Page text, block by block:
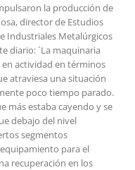
la producción de
director de Estudios
Industriales Metalúrgicos
diario: `La maquinaria
actividad en términos
atraviesa una situación
poco tiempo parado.
más estaba cayendo y se
debajo del nivel
segmentos
para el
recuperación en los